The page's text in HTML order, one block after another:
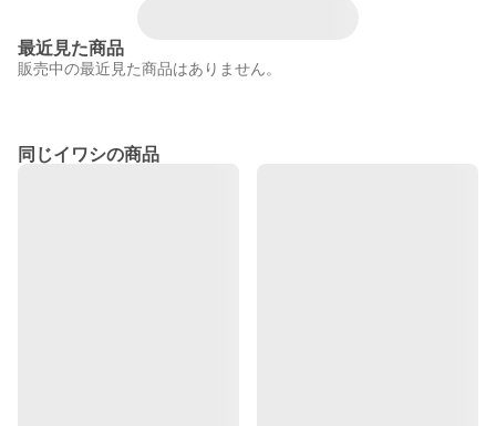
最近見た商品
販売中の最近見た商品はありません。
同じイワシの商品